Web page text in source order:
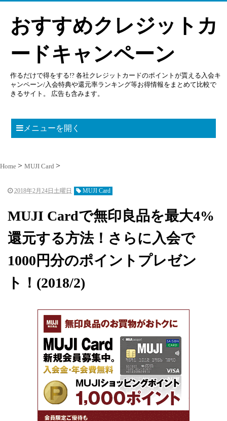
おすすめクレジットカ
ードキャンペーン
作るだけで得をする!? 各社クレジットカードのポイントが貰える入会キ
ャンペーン/入会特典や還元率ランキング等お得情報をまとめて比較で
きるサイト。 広告も含みます。
メニューを開く
Home MUJI Card
2018年2月24日土曜日 MUJI Card
MUJI Cardで無印良品を最大4%
還元する方法！さらに入会で
1000円分のポイントプレゼン
ト！(2018/2)